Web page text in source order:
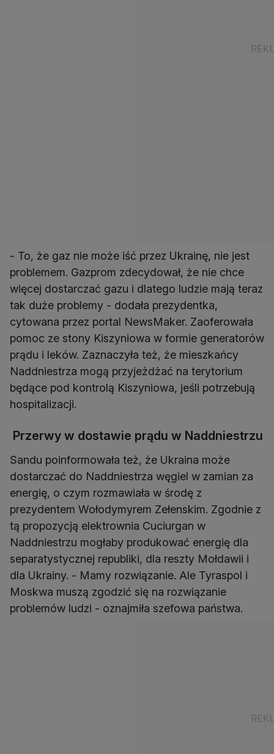
- To, że gaz nie może iść przez Ukrainę, nie jest
problemem. Gazprom zdecydował, że nie chce
więcej dostarczać gazu i dlatego ludzie mają teraz
tak duże problemy - dodała prezydentka,
cytowana przez portal NewsMaker. Zaoferowała
pomoc ze stony Kiszyniowa w formie generatorów
prądu i leków. Zaznaczyła też, że mieszkańcy
Naddniestrza mogą przyjeżdżać na terytorium
będące pod kontrolą Kiszyniowa, jeśli potrzebują
hospitalizacji.
Przerwy w dostawie prądu w Naddniestrzu
Sandu poinformowała też, że Ukraina może
dostarczać do Naddniestrza węgiel w zamian za
energię, o czym rozmawiała w środę z
prezydentem Wołodymyrem Zełenskim. Zgodnie z
tą propozycją elektrownia Cuciurgan w
Naddniestrzu mogłaby produkować energię dla
separatystycznej republiki, dla reszty Mołdawii i
dla Ukrainy. - Mamy rozwiązanie. Ale Tyraspol i
Moskwa muszą zgodzić się na rozwiązanie
problemów ludzi - oznajmiła szefowa państwa.